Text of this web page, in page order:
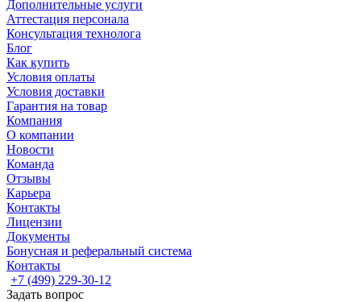
Дополнительные услуги
Аттестация персонала
Консультация технолога
Блог
Как купить
Условия оплаты
Условия доставки
Гарантия на товар
Компания
О компании
Новости
Команда
Отзывы
Карьера
Контакты
Лицензии
Документы
Бонусная и реферальный система
Контакты
+7 (499) 229-30-12
Задать вопрос